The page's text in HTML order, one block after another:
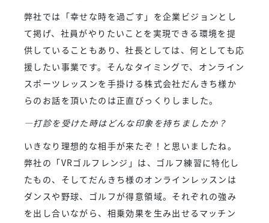
弊社では「幸せな時を過ごす」を企業ビジョンとし
て掲げ、社員がやりたいことを実現できる環境を提
供していることもあり、社長としては、何としても応
援したい事業です。そんなタイミングで、オンライン
スポーツレッスンを手掛ける株式会社だんきち様か
らのお話を頂いたのは正直びっくりしました。
―打診を受けた時はどんな印象を持ちましたか？
いきなり理想的な相手が来たぞ！と思いましたね。
弊社の「VRゴルフレンジ」は、ゴルフ練習に特化し
たもの、そしてだんきち様のオンラインレッスンは
ダンスや野球、ゴルフが得意領域。それぞれの強み
を出し合いながら、相乗効果を生み出せるマッチン